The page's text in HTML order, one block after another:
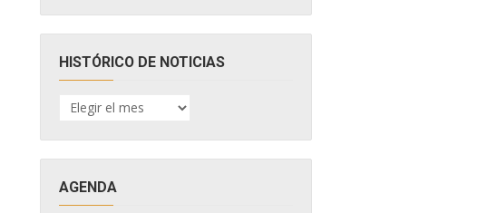
HISTÓRICO DE NOTICIAS
HISTÓRICO
DE
AGENDA